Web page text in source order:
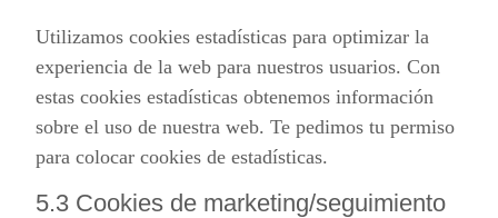
Utilizamos cookies estadísticas para optimizar la
experiencia de la web para nuestros usuarios. Con
estas cookies estadísticas obtenemos información
sobre el uso de nuestra web. Te pedimos tu permiso
para colocar cookies de estadísticas.
5.3 Cookies de marketing/seguimiento